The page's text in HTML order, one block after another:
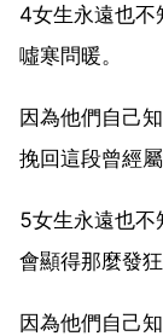
4女生永遠也不
噓寒問暖。
因為他們自己
挽回這段曾經
5女生永遠也不
會顯得那麼發狂
因為他們自己